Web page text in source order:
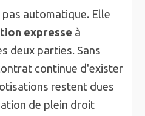
pas automatique. Elle
expresse à
deux parties. Sans
continue d'exister
restent dues
de plein droit